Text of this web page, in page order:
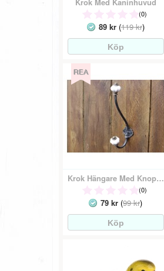
(0)
89 kr(119 kr)
Krok Hängare Med Knoppar Vit
(0)
79 kr (99 kr)